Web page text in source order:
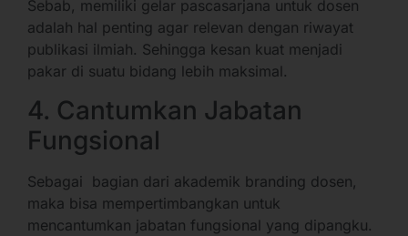
Sebab, memiliki gelar pascasarjana untuk dosen
adalah hal penting agar relevan dengan riwayat
publikasi ilmiah. Sehingga kesan kuat menjadi
pakar di suatu bidang lebih maksimal.
4. Cantumkan Jabatan
Fungsional
Sebagai bagian dari akademik branding dosen,
maka bisa mempertimbangkan untuk
mencantumkan jabatan fungsional yang dipangku.